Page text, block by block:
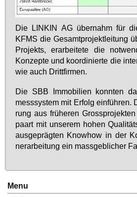
Die LIN­KIN AG über­nahm für
KFMS die Ge­samt­pro­jekt­lei­tung
Pro­jekts, er­ar­bei­te­te die
Kon­zep­te und ko­or­di­nier­te die
wie auch Dritt­fir­men.
Die SBB Im­mo­bi­li­en konn­ten
mess­sys­tem mit Er­folg ein­füh­ren.
rung aus frü­he­ren
paart mit un­se­rem ho­hen
aus­ge­präg­ten Know­how in der
ner­ar­bei­tung ein mass­geb­li­cher
Menu